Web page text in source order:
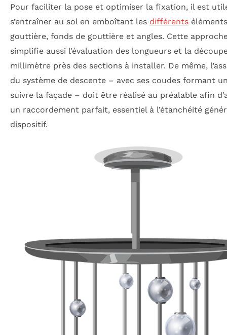
Pour faciliter la pose et optimiser la fixation, il est
s’entraîner au sol en emboîtant les différents
gouttière, fonds de gouttière et angles. Cette
simplifie aussi l’évaluation des longueurs et la
millimètre près des sections à installer. De même,
du système de descente – avec ses coudes formant
suivre la façade – doit être réalisé au préalable afin
un raccordement parfait, essentiel à l’étanchéité
dispositif.